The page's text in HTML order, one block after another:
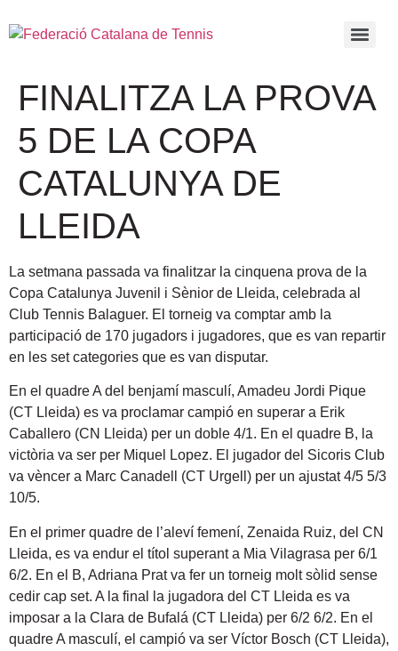
FINALITZA LA PROVA
5 DE LA COPA
CATALUNYA DE
LLEIDA
La setmana passada va finalitzar la cinquena prova de la
Copa Catalunya Juvenil i Sènior de Lleida, celebrada al
Club Tennis Balaguer. El torneig va comptar amb la
participació de 170 jugadors i jugadores, que es van repartir
en les set categories que es van disputar.
En el quadre A del benjamí masculí, Amadeu Jordi Pique
(CT Lleida) es va proclamar campió en superar a Erik
Caballero (CN Lleida) per un doble 4/1. En el quadre B, la
victòria va ser per Miquel Lopez. El jugador del Sicoris Club
va vèncer a Marc Canadell (CT Urgell) per un ajustat 4/5 5/3
10/5.
En el primer quadre de l’aleví femení, Zenaida Ruiz, del CN
Lleida, es va endur el títol superant a Mia Vilagrasa per 6/1
6/2. En el B, Adriana Prat va fer un torneig molt sòlid sense
cedir cap set. A la final la jugadora del CT Lleida es va
imposar a la Clara de Bufalá (CT Lleida) per 6/2 6/2. En el
quadre A masculí, el campió va ser Víctor Bosch (CT Lleida),